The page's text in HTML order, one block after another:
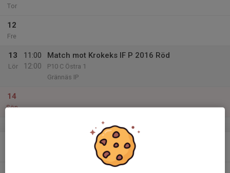
Tor
12
Fre
13
Lör
11:00
12:00
Match mot Krokeks IF P 2016 Röd
P10 C Östra 1
Grännäs IP
14
Sön
v.25